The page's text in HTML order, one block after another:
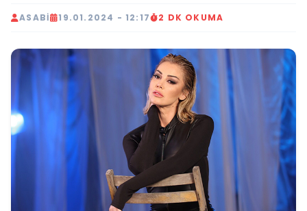
ASABI 19.01.2024 - 12:17 2 DK OKUMA